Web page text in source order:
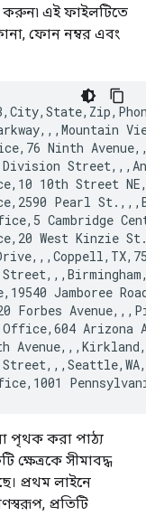
করুন৷ এই ফাইলটিতে
ফোন নম্বর এবং
Ninth
10th Street
Pearl
Cambridge
West Kinzie
Jamboree
Forbes
Arizona
পৃথক করা পাঠ্য
ক্ষেত্রকে সীমাবদ্ধ
প্রথম লাইনে
প্রতিটি